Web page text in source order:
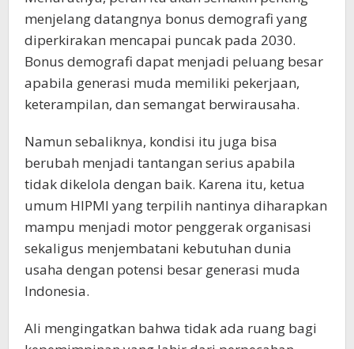
menjelang datangnya bonus demografi yang
diperkirakan mencapai puncak pada 2030.
Bonus demografi dapat menjadi peluang besar
apabila generasi muda memiliki pekerjaan,
keterampilan, dan semangat berwirausaha.
Namun sebaliknya, kondisi itu juga bisa
berubah menjadi tantangan serius apabila
tidak dikelola dengan baik. Karena itu, ketua
umum HIPMI yang terpilih nantinya diharapkan
mampu menjadi motor penggerak organisasi
sekaligus menjembatani kebutuhan dunia
usaha dengan potensi besar generasi muda
Indonesia.
Ali mengingatkan bahwa tidak ada ruang bagi